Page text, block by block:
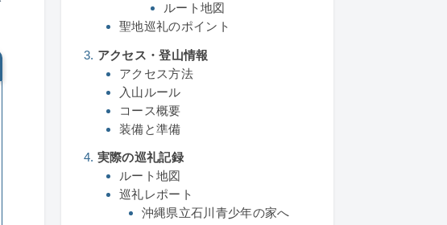
ルート地図
聖地巡礼のポイント
アクセス・登山情報
アクセス方法
入山ルール
コース概要
装備と準備
実際の巡礼記録
ルート地図
巡礼レポート
沖縄県立石川青少年の家へ